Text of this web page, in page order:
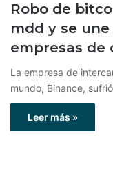
Robo de
mdd y se
empresas de
La empresa de
mundo, Binance,
Leer más »